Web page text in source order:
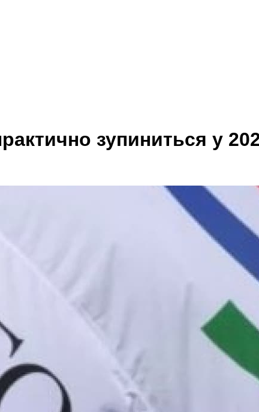
зупиниться у